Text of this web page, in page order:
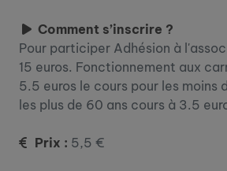
Comment s’inscrire ?
Pour participer Adhésion à
15 euros. Fonctionnement aux
5.5 euros le cours pour les moins
les plus de 60 ans cours à 3.5
Prix : 5,5 €